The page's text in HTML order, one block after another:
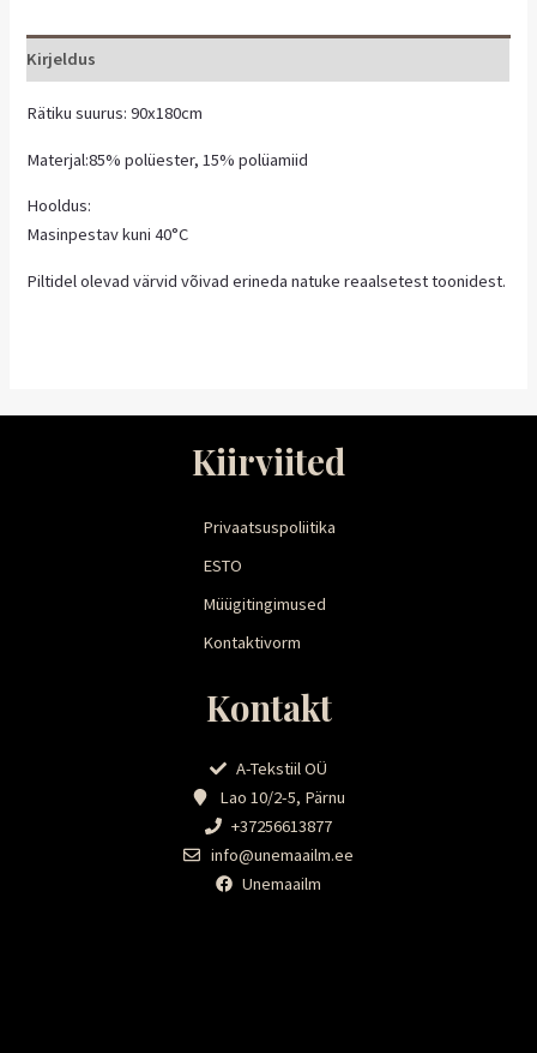
Kirjeldus
Rätiku suurus: 90x180cm
Materjal:85% polüester, 15% polüamiid
Hooldus:
Masinpestav kuni 40°C
Piltidel olevad värvid võivad erineda natuke reaalsetest toonidest.
Kiirviited
Privaatsuspoliitika
ESTO
Müügitingimused
Kontaktivorm
Kontakt
A-Tekstiil OÜ
Lao 10/2-5, Pärnu
+37256613877
info@unemaailm.ee
Unemaailm